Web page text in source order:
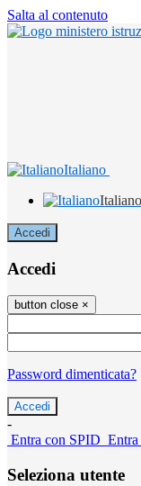
Salta al contenuto
Italiano
Italiano
Accedi
Accedi
button close ×
Password dimenticata?
-
Entra con SPID
Seleziona utente